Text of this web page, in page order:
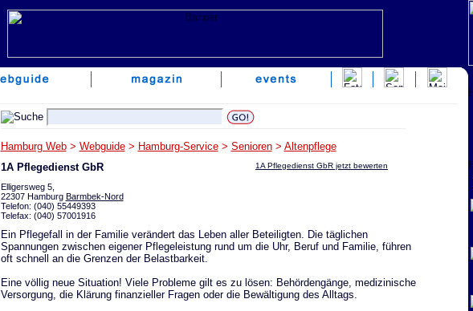
Hamburg Web> Webguide> Hamburg-Service> Senioren> Altenpflege
1A Pflegedienst GbR jetzt bewerten
1A Pflegedienst GbR
Elligersweg 5,
22307 Hamburg Barmbek-Nord
Telefon: (040) 55449393
Telefax: (040) 57001916
Ein Pflegefall in der Familie verändert das Leben aller Beteiligten. Die täglichen
Spannungen zwischen eigener Pflegeleistung rund um die Uhr, Beruf und Familie, führen
oft schnell an die Grenzen der Belastbarkeit.
Eine völlig neue Situation! Viele Probleme gilt es zu lösen: Behördengänge, medizinische
Versorgung, die Klärung finanzieller Fragen oder die Bewältigung des Alltags.